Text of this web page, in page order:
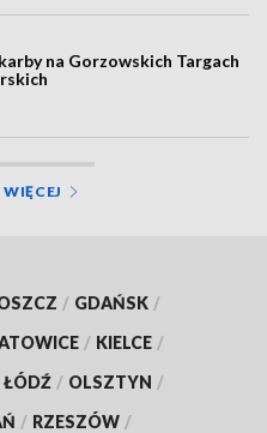
na Gorzowskich Targach
/ GDAŃSK /
/ KIELCE /
ŁÓDŹ / OLSZTYN /
/ RZESZÓW /